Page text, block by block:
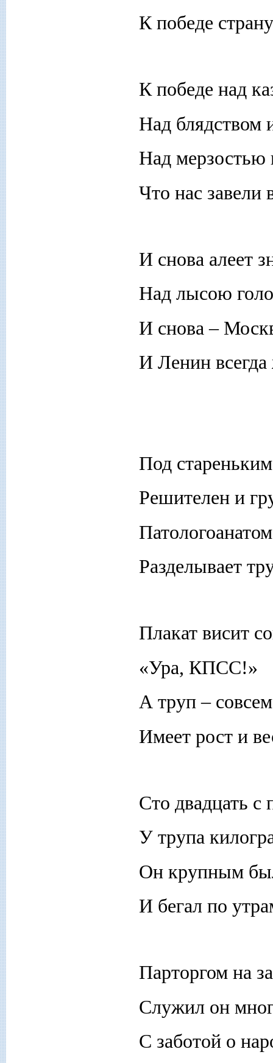
К победе
К победе над
Над блядством
Над мерзостью
Что нас завели
И снова алеет
Над лысою
И снова –
И Ленин
Под
Решителен и
Патологоанатом
Разделывает
Плакат висит
«Ура, КПСС!»
А труп –
Имеет рост и
Сто двадцать с
У трупа
Он крупным
И бегал по
Парторгом на
Служил он
С заботой о